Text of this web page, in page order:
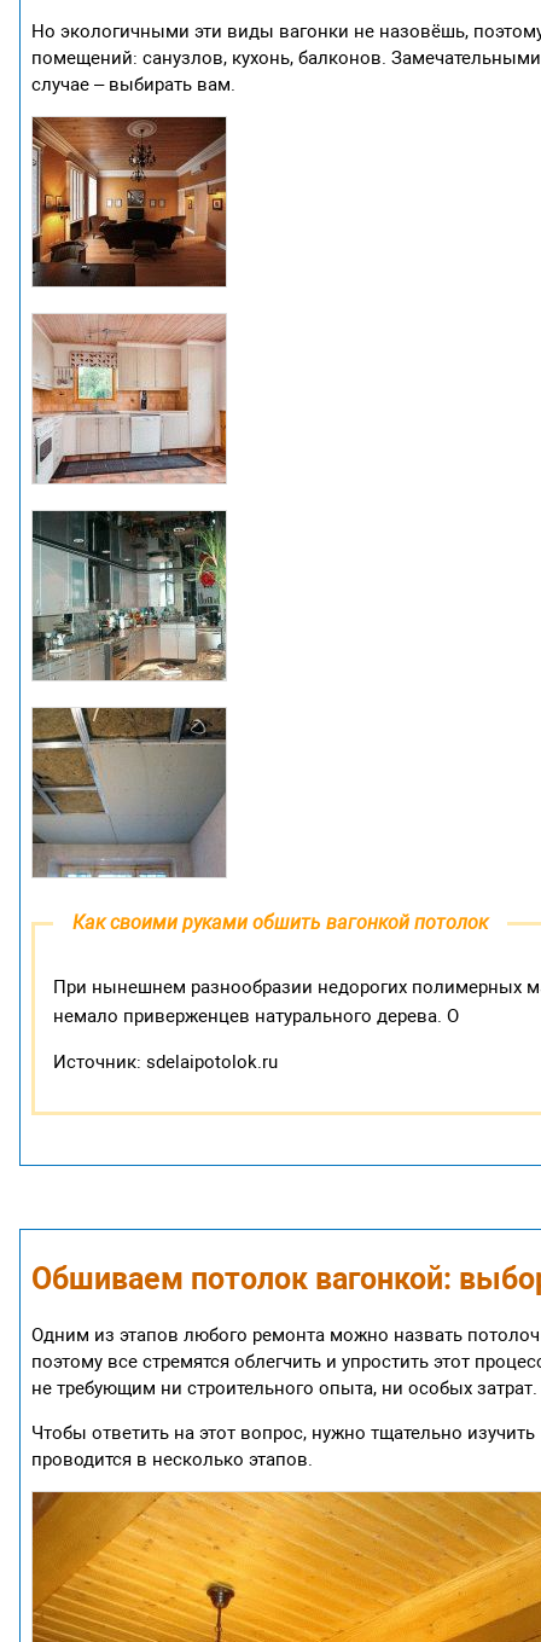
Но экологичными эти виды вагонки не назовёшь,
помещений: санузлов, кухонь, балконов.
случае – выбирать вам.
Как своими руками обшить вагонкой потолок
При нынешнем разнообразии недорогих полимерных
немало приверженцев натурального дерева. О
Источник: sdelaipotolok.ru
Обшиваем потолок вагонкой:
Одним из этапов любого ремонта можно назвать
поэтому все стремятся облегчить и упростить этот
не требующим ни строительного опыта, ни особых
Чтобы ответить на этот вопрос, нужно тщательно
проводится в несколько этапов.